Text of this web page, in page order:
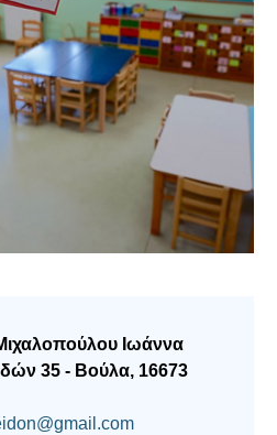
Ιωάννα
35 - Βούλα, 16673